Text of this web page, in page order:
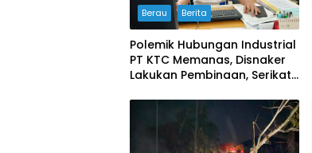
Berau Berita
Polemik Hubungan Industrial
PT KTC Memanas, Disnaker
Lakukan Pembinaan, Serikat